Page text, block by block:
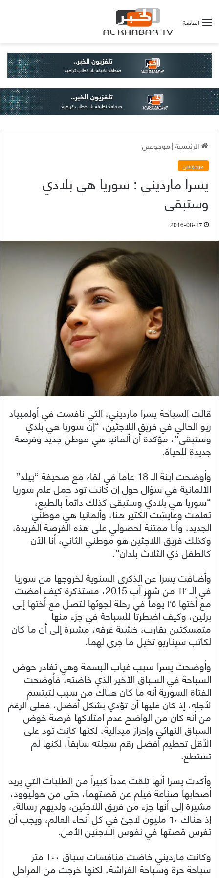
القائمة
الرئيسية|موجوعين
موجوعين
يسرا مارديني : سوريا هي بلادي
وستبقى
2016-08-17
قالت السباحة يسرا مارديني، التي نافست في أولمبياد
ريو الحالي في فريق اللاجئين، “إن سوريا هي بلدي
وستبقى”، مؤكدة أن ألمانيا هي موطن جديد وفرصة
جديدة للحياة.
وأوضحت ابنة الـ 18 عاما في لقاء مع صحيفة “بيلد”
الألمانية في سؤال حول إن كانت تود حمل علم سوريا
“سوريا هي بلادي وستبقى كذلك دائماً بالطبع،
تعلمت وعايشت الكثير هنا، وألمانيا هي موطني
الجديد، وأنا ممتنة لحصولي على هذه الفرصة الفريدة،
وكذلك فريق اللاجئين هو موطني الثاني، أنا الآن
كالطفل ذي الثلاث بلدان”.
وأضافت يسرا عن الذكرى السنوية لخروجها من سوريا
في الـ ١٢ من شهر آب 2015، مستذكرة كيف أمضت
مع أختها ٢٥ يوماً في رحلة لجوئها لتصل مع أختها إلى
برلين، وكيف اضطرتا للسباحة في جزء منها
متمسكتين بقارب، خشية غرقه، مشيرة إلى أن ما كان
لكاتب سيناريو تخيل ما جرى لهما.
وأوضحت يسرا سبب غياب البسمة وهي تغادر حوض
السباحة في السباق الأخير الذي خاضته، فأوضحت
الفتاة السورية أنه ما كان هناك من سبب لتبتسم
لأجله، إذ كان عليها أن تؤدي بشكل أفضل، فعلى الرغم
من أنه كان من الواضح عدم امتلاكها فرصة خوض
السباق النهائي وإحراز ميدالية، لكنها كانت تود على
الأقل تحطيم أفضل رقم سجلته سابقاً، لكنها لم
تستطع.
وأكدت يسرا أنها تلقت عدداً كبيراً من الطلبات التي يريد
أصحابها صناعة فيلم عن قصتهما، حتى من هوليوود،
مشيرة إلى أنها جزء من فريق اللاجئين، ولديهم رسالة،
إذ هناك ٦٠ مليون لاجئ في كل أنحاء العالم، ويجب أن
تغرس قصتها في نفوس اللاجئين الأمل.
وكانت مارديني خاضت منافسات سباق ١٠٠ متر
سباحة حرة وسباحة الفراشة، لكنها خرجت من المراحل